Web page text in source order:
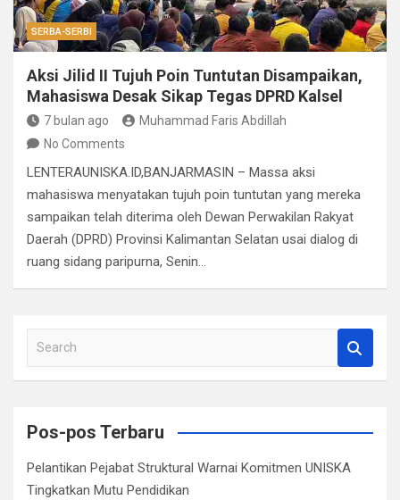
SERBA-SERBI
Aksi Jilid II Tujuh Poin Tuntutan Disampaikan,
Mahasiswa Desak Sikap Tegas DPRD Kalsel
7 bulan ago
Muhammad Faris Abdillah
No Comments
LENTERAUNISKA.ID,BANJARMASIN – Massa aksi
mahasiswa menyatakan tujuh poin tuntutan yang mereka
sampaikan telah diterima oleh Dewan Perwakilan Rakyat
Daerah (DPRD) Provinsi Kalimantan Selatan usai dialog di
ruang sidang paripurna, Senin…
a
c
Pos-pos Terbaru
Pelantikan Pejabat Struktural Warnai Komitmen UNISKA
Tingkatkan Mutu Pendidikan